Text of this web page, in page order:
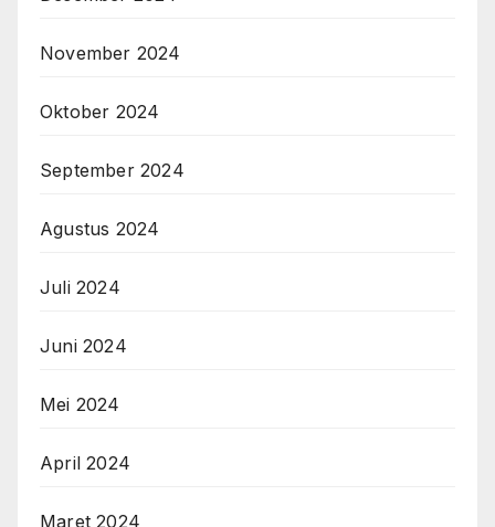
November 2024
Oktober 2024
September 2024
Agustus 2024
Juli 2024
Juni 2024
Mei 2024
April 2024
Maret 2024